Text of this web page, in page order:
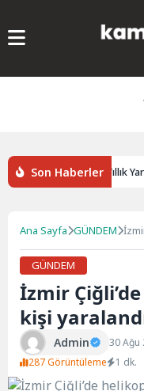
Son Haberler
Arasındaki 53 Yıllık
Ana Sayfa GÜNDEM
GÜNDEM
İzmir
kişi
Admin 30 Ağu
287 Görüntüleme
1 dk.